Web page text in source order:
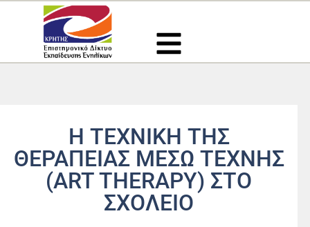
Μετάβαση
περιεχόμενο
Η ΤΕΧΝΙΚΗ ΤΗΣ
ΘΕΡΑΠΕΙΑΣ ΜΕΣΩ ΤΕΧΝΗΣ
(ART THERAPY) ΣΤΟ
ΣΧΟΛΕΙΟ